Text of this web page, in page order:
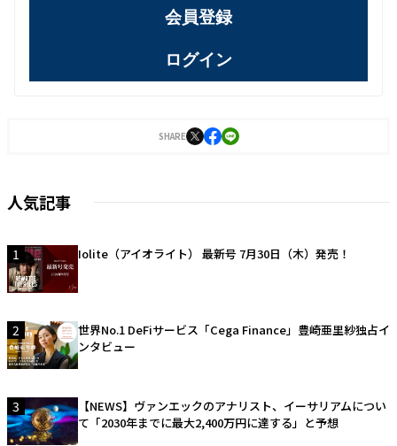
会員登録
ログイン
SHARE
人気記事
1 Iolite（アイオライト） 最新号 7月30日（木）発売！
2
世界No.1 DeFiサービス「Cega Finance」豊崎亜里紗独占イ
ンタビュー
3
【NEWS】ヴァンエックのアナリスト、イーサリアムについ
て「2030年までに最大2,400万円に達する」と予想